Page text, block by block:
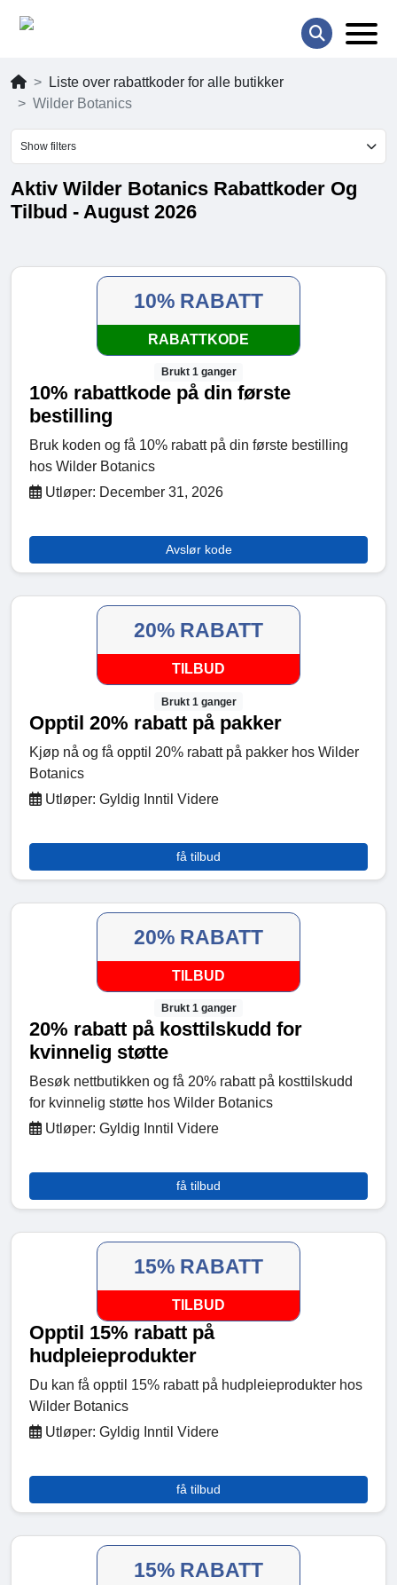
Liste over rabattkoder for alle butikker
Wilder Botanics
Show filters
Aktiv Wilder Botanics Rabattkoder Og
Tilbud - August 2026
10% RABATT
RABATTKODE
Brukt 1 ganger
10% rabattkode på din første
bestilling
Bruk koden og få 10% rabatt på din første bestilling
hos Wilder Botanics
Utløper: December 31, 2026
Avslør kode
20% RABATT
TILBUD
Brukt 1 ganger
Opptil 20% rabatt på pakker
Kjøp nå og få opptil 20% rabatt på pakker hos Wilder
Botanics
Utløper: Gyldig Inntil Videre
få tilbud
20% RABATT
TILBUD
Brukt 1 ganger
20% rabatt på kosttilskudd for
kvinnelig støtte
Besøk nettbutikken og få 20% rabatt på kosttilskudd
for kvinnelig støtte hos Wilder Botanics
Utløper: Gyldig Inntil Videre
få tilbud
15% RABATT
TILBUD
Opptil 15% rabatt på
hudpleieprodukter
Du kan få opptil 15% rabatt på hudpleieprodukter hos
Wilder Botanics
Utløper: Gyldig Inntil Videre
få tilbud
15% RABATT